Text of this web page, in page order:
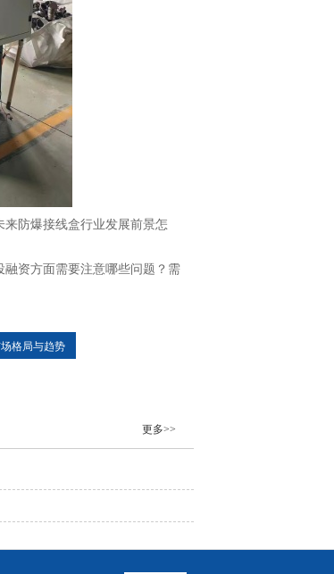
防爆接线盒行业发展前景怎
资方面需要注意哪些问题？需
格局与趋势
更多>>